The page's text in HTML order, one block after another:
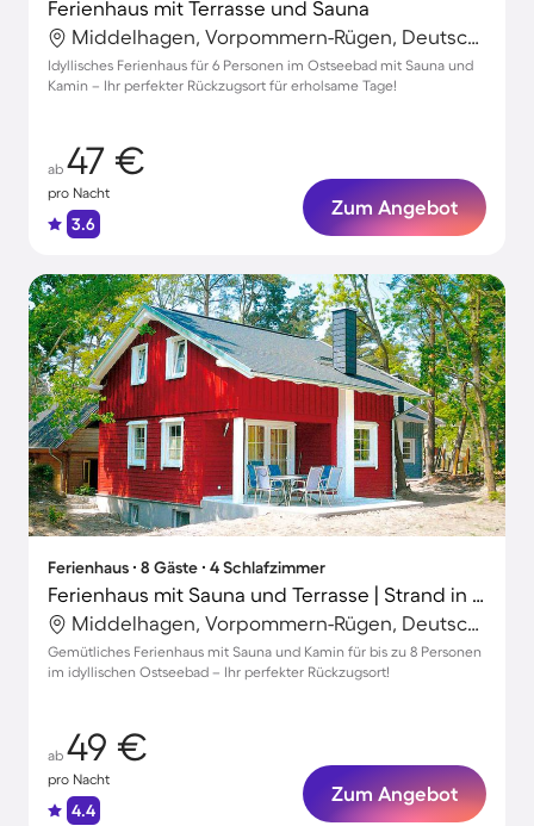
Ferienhaus mit Terrasse und Sauna
Middelhagen, Vorpommern-Rügen, Deutschland
Idyllisches Ferienhaus für 6 Personen im Ostseebad mit Sauna und
Kamin – Ihr perfekter Rückzugsort für erholsame Tage!
ab 47 €
pro Nacht
3.6
Zum Angebot
Ferienhaus ∙ 8 Gäste ∙ 4 Schlafzimmer
Ferienhaus mit Sauna und Terrasse | Strand in der Nähe
Middelhagen, Vorpommern-Rügen, Deutschland
Gemütliches Ferienhaus mit Sauna und Kamin für bis zu 8 Personen
im idyllischen Ostseebad – Ihr perfekter Rückzugsort!
ab 49 €
pro Nacht
4.4
Zum Angebot